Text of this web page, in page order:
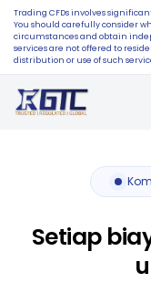
Trading CFDs involves
You should carefully consider
circumstances and obtain
services are not offered to
distribution or use of such
Setiap